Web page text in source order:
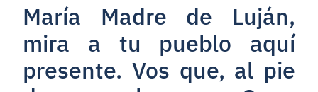
María Madre de Luján,
mira a tu pueblo aquí
presente. Vos que, al pie